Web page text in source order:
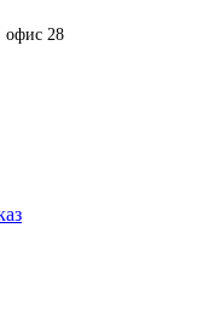
офис 28